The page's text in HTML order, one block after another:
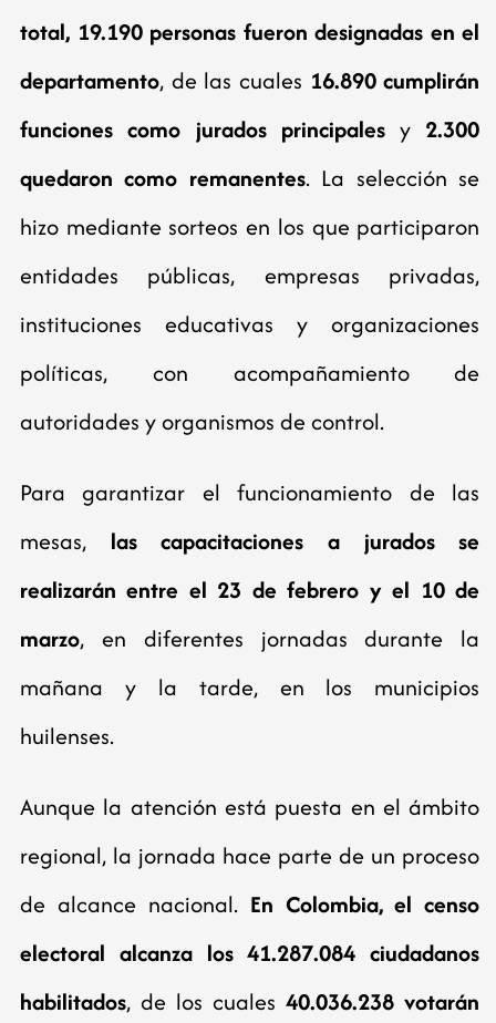
total, 19.190 personas fueron designadas en el
departamento, de las cuales 16.890 cumplirán
funciones como jurados principalesy 2.300
quedaron como remanentes. La selección se
hizo mediante sorteos en los que participaron
entidades públicas, empresas privadas,
instituciones educativas y organizaciones
políticas, con acompañamiento de
autoridades y organismos de control.
Para garantizar el funcionamiento de las
mesas, las capacitaciones a jurados se
realizarán entre el 23 de febrero y el 10 de
marzo, en diferentes jornadas durante la
mañana y la tarde, en los municipios
huilenses.
Aunque la atención está puesta en el ámbito
regional, la jornada hace parte de un proceso
de alcance nacional. En Colombia, el censo
electoral alcanza los 41.287.084 ciudadanos
habilitados, de los cuales40.036.238 votarán